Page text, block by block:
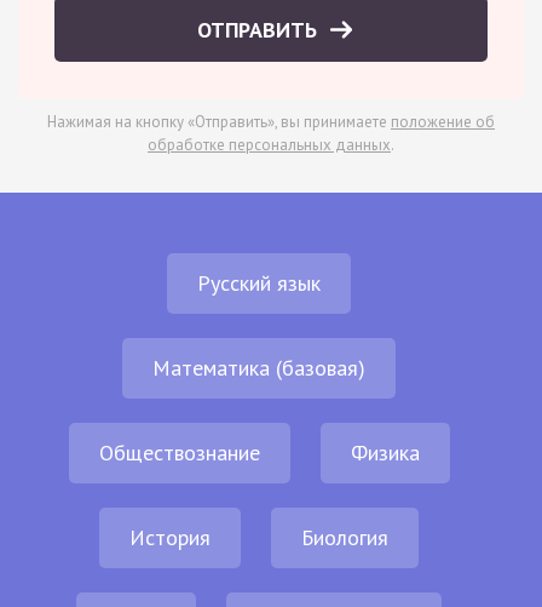
ОТПРАВИТЬ
Нажимая на кнопку «Отправить», вы принимаете положение об
обработке персональных данных.
Русский язык
Математика (базовая)
Обществознание Физика
История Биология